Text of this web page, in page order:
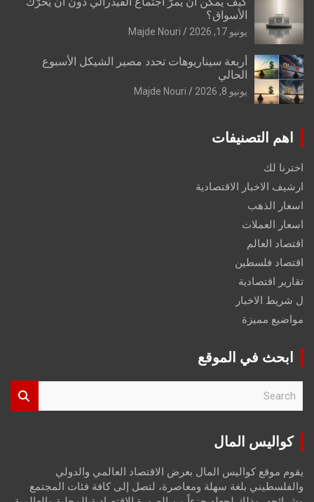
الأسواق؟
يونيو 17, 2026 Majde Nouri
أربعة سيناريوهات تحدد مصير الشيكل الأسبوع
الحالي
يونيو 8, 2026 Majde Nouri
اهم التصنيفات
اخترنا لك
ارشيف الاخبار الاقتصادية
اسعار الذهب
اسعار العملات
اقتصاد العالم
اقتصاد فلسطين
تقارير اقتصادية
ل شريط الاخبار
مواضيع مميزة
ابحث في الموقع
r
كواليس المال
يقوم موقع كواليس المال بعرض الاقتصاد العالمي والدولي
والفلسطيني بلغة سهلة ومعاصرة، لتصل إلى كافة فئات المجتمع